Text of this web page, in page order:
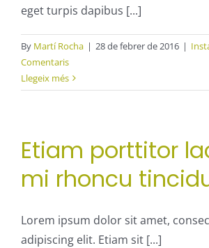
eget turpis dapibus [...]
By Martí Rocha | 28 de febrer de 2016 |
Comentaris
Llegeix més
Etiam porttitor
mi rhoncu
Lorem ipsum dolor sit amet,
adipiscing elit. Etiam sit [...]